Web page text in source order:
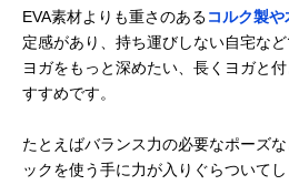
EVA素材よりも重さのあるコルク製や
定感があり、持ち運びしない自宅な
ヨガをもっと深めたい、長くヨガと
すすめです。
たとえばバランス力の必要なポーズ
ックを使う手に力が入りぐらついてし